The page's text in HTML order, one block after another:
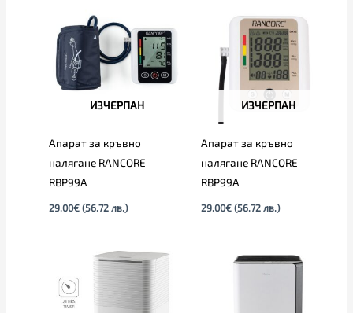
ИЗЧЕРПАН
Апарат за кръвно
налягане RANCORE
RBP99А
29.00€ (56.72 лв.)
ИЗЧЕРПАН
Апарат за кръвно
налягане RANCORE
RBP99А
29.00€ (56.72 лв.)